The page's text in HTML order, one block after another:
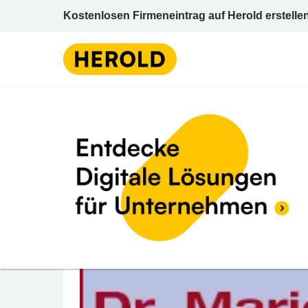
Kostenlosen Firmeneintrag auf Herold
Arzt / Facharzt f
BEWERTUNG ABGEBEN
Dr. Marion Thiess
Teichgasse 1a 7100 Neusiedl am See
Arzt / Facharzt f Frauenheilkunde u